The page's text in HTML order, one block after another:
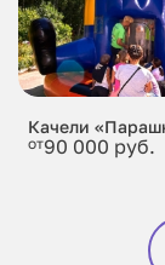
Качели
от90 000 руб.